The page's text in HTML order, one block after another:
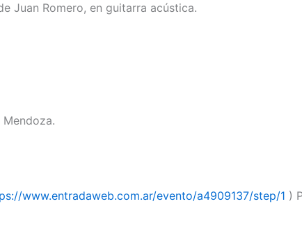
Juan Romero, en guitarra acústica.
www.entradaweb.com.ar/evento/a4909137/step/1 )